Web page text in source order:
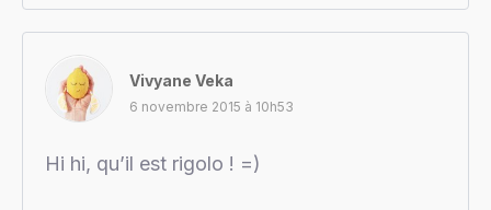
Vivyane Veka
6 novembre 2015 à 10h53
Hi hi, qu’il est rigolo ! =)